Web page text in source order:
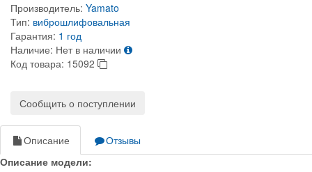
Производитель: Yamato
Тип: виброшлифовальная
Гарантия: 1 год
Наличие: Нет в наличии
Код товара: 15092
Сообщить о поступлении
Описание
Отзывы
Описание модели: